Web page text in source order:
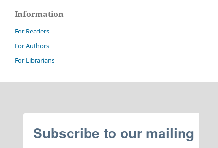
Information
For Readers
For Authors
For Librarians